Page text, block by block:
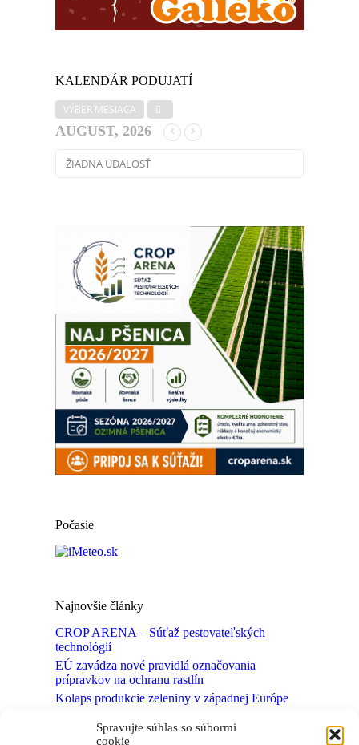
Spravujte súhlas so súbormi
cookie
KALENDÁR PODUJATÍ
VÝBER MESIACA
AUGUST, 2026
ŽIADNA UDALOSŤ
Počasie
Najnovšie články
CROP ARENA – Súťaž pestovateľských
technológií
EÚ zavádza nové pravidlá označovania
prípravkov na ochranu rastlín
Kolaps produkcie zeleniny v západnej Európe
môže ukrývať nové fungicídy